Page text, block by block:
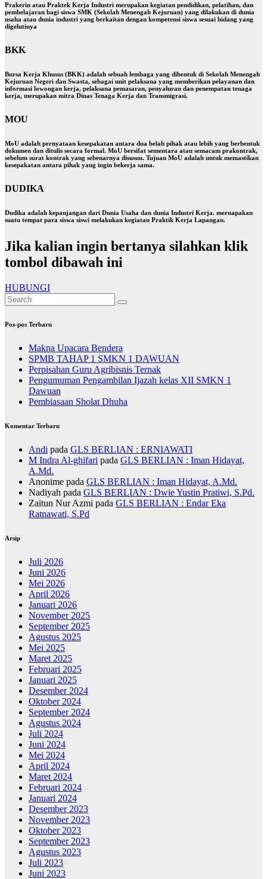
Prakerin atau Praktek Kerja Industri merupakan kegiatan pendidikan, pelatihan, dan
pembelajaran bagi siswa SMK (Sekolah Menengah Kejuruan) yang dilakukan di dunia
usaha atau dunia industri yang berkaitan dengan kompetensi siswa sesuai bidang yang
digelutinya
BKK
Bursa Kerja Khusus (BKK) adalah sebuah lembaga yang dibentuk di Sekolah Menengah
Kejuruan Negeri dan Swasta, sebagai unit pelaksana yang memberikan pelayanan dan
informasi lowongan kerja, pelaksana pemasaran, penyaluran dan penempatan tenaga
kerja, merupakan mitra Dinas Tenaga Kerja dan Transmigrasi.
MOU
MoU adalah pernyataan kesepakatan antara dua belah pihak atau lebih yang berbentuk
dokumen dan ditulis secara formal. MoU bersifat sementara atau semacam prakontrak,
sebelum surat kontrak yang sebenarnya disusun. Tujuan MoU adalah untuk memastikan
kesepakatan antara pihak yang ingin bekerja sama.
DUDIKA
Dudika adalah kepanjangan dari Dunia Usaha dan dunia Industri Kerja. meruapakan
suatu tempat para siswa siswi melakukan kegiatan Praktik Kerja Lapangan.
Jika kalian ingin bertanya silahkan klik
tombol dibawah ini
HUBUNGI
Pos-pos Terbaru
Makna Upacara Bendera
SPMB TAHAP 1 SMKN 1 DAWUAN
Perpisahan Guru Agribisnis Ternak
Pengumuman Pengambilan Ijazah kelas XII SMKN 1
Dawuan
Pembiasaan Sholat Dhuha
Komentar Terbaru
Andi pada GLS BERLIAN : ERNIAWATI
M Indra Al-ghifari pada GLS BERLIAN : Iman Hidayat,
A.Md.
Anonime pada GLS BERLIAN : Iman Hidayat, A.Md.
Nadiyah pada GLS BERLIAN : Dwie Yustin Pratiwi, S.Pd.
Zaitun Nur Azmi pada GLS BERLIAN : Endar Eka
Ratnawati, S.Pd
Arsip
Juli 2026
Juni 2026
Mei 2026
April 2026
Januari 2026
November 2025
September 2025
Agustus 2025
Mei 2025
Maret 2025
Februari 2025
Januari 2025
Desember 2024
Oktober 2024
September 2024
Agustus 2024
Juli 2024
Juni 2024
Mei 2024
April 2024
Maret 2024
Februari 2024
Januari 2024
Desember 2023
November 2023
Oktober 2023
September 2023
Agustus 2023
Juli 2023
Juni 2023